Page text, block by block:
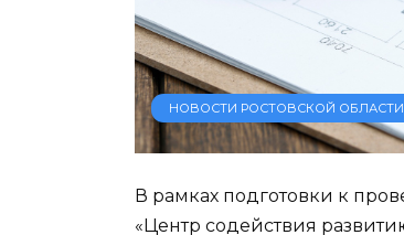
НОВОСТИ РОСТОВСКОЙ ОБЛАСТИ
В рамках подготовки к
«Центр содействия